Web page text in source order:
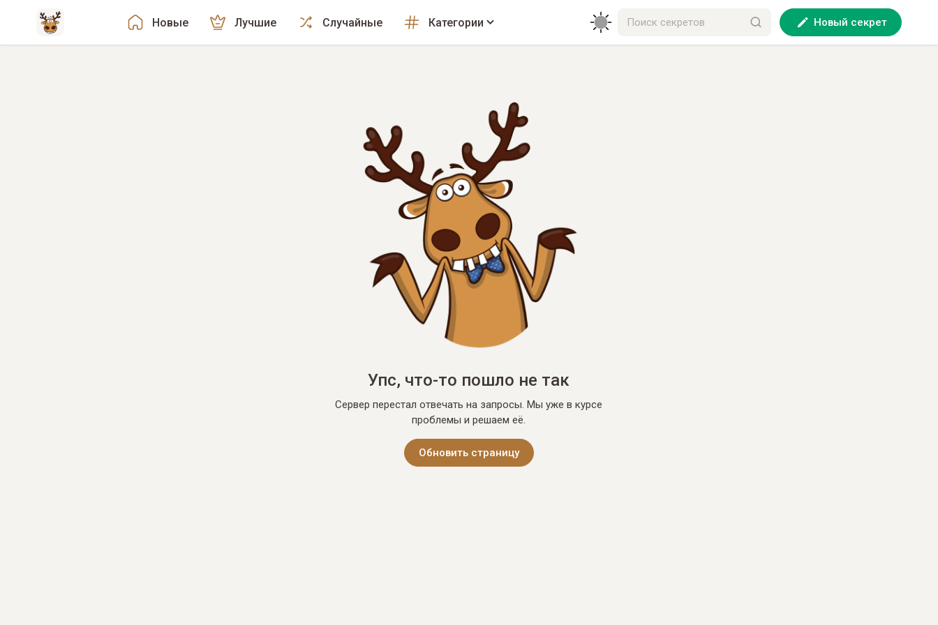
Новые Лучшие Случайные Категории Новый секрет
Упс, что-то пошло не так
Сервер перестал отвечать на запросы. Мы уже в курсе
проблемы и решаем её.
Обновить страницу